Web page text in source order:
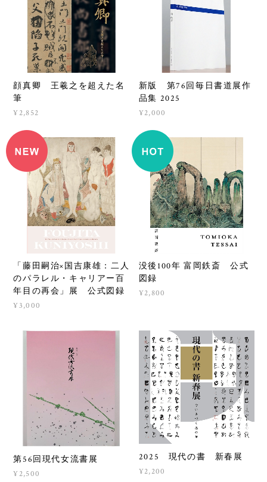
顔真卿 王羲之を超えた名
筆
¥2,852
新版 第76回毎日書道展作
品集 2025
¥2,000
「藤田嗣治×国吉康雄：二人
のパラレル・キャリアー百
年目の再会」展 公式図録
没後100年 富岡鉄斎 公式
図録
第56回現代女流書展 2025 現代の書 新春展